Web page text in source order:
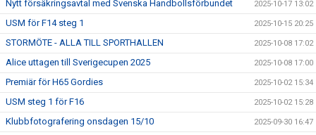
Nytt försäkringsavtal med Svenska Handbollsförbundet 2025-10-17 13:02
USM för F14 steg 1 2025-10-15 20:25
STORMÖTE - ALLA TILL SPORTHALLEN 2025-10-08 17:02
Alice uttagen till Sverigecupen 2025 2025-10-08 17:00
Premiär för H65 Gordies 2025-10-02 15:34
USM steg 1 för F16 2025-10-02 15:28
Klubbfotografering onsdagen 15/10 2025-09-30 16:47